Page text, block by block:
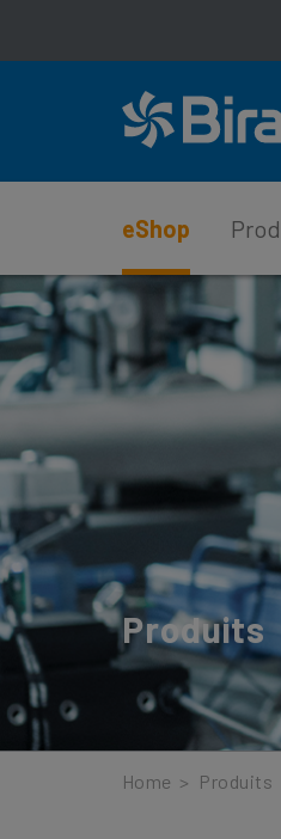
eShop
Produits
Home > Produits